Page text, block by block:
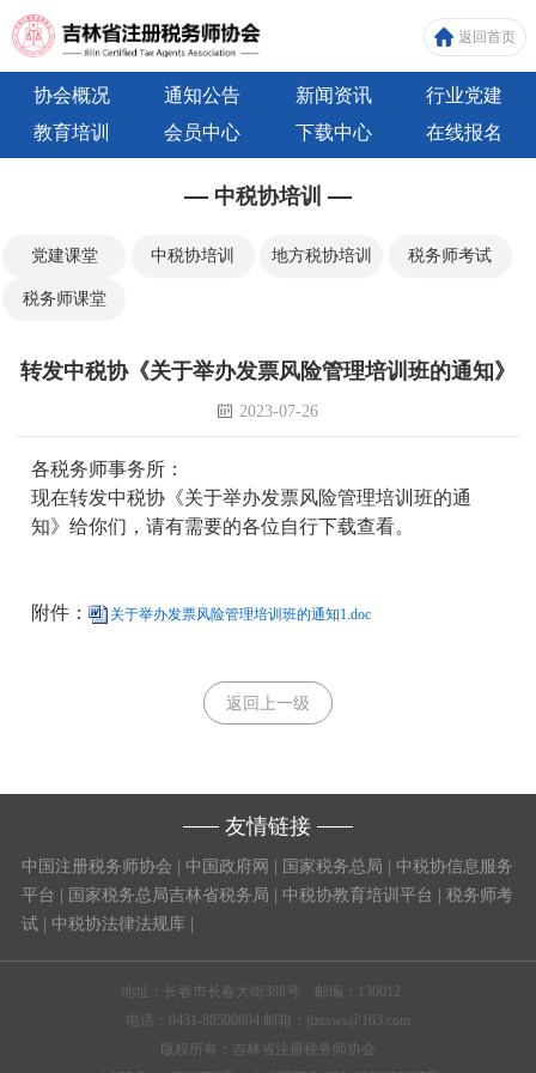
返回首页
协会概况 通知公告 新闻资讯
行业党建
教育培训
会员中心 下载中心 在线报名
中税协培训
党建课堂 中税协培训 地方税协培训 税务师考试
税务师课堂
转发中税协《关于举办发票风险管理培训班的通知》
2023-07-26
各税务师事务所：
现在转发中税协《关于举办发票风险管理培训班的通
知》给你们，请有需要的各位自行下载查看。
附件： 关于举办发票风险管理培训班的通知1.doc
返回上一级
友情链接
中国注册税务师协会 中国政府网 国家税务总局
中税协信息服务
平台
国家税务总局吉林省税务局 中税协教育培训平台
税务师考
试
中税协法律法规库
地址：长春市长春大街398号 邮编：130012
电话：0431-80500804 邮箱：jlzcsws@163.com
版权所有：吉林省注册税务师协会